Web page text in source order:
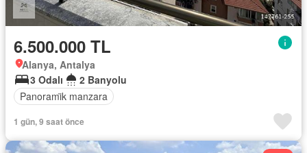
6.500.000 TL
Alanya, Antalya
3 Odalı
2 Banyolu
Panorami̇k manzara
1 gün, 9 saat önce